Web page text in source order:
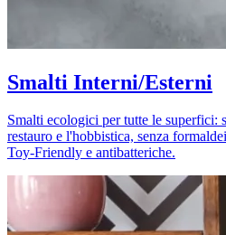
Smalti Interni/Esterni
Smalti ecologici per tutte le superfici:
restauro e l'hobbistica, senza
Toy-Friendly e antibatteriche.